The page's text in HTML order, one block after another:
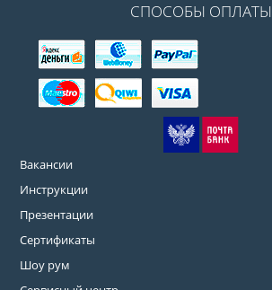
СПОСОБЫ ОПЛАТЫ
Вакансии
Инструкции
Презентации
Сертификаты
Шоу рум